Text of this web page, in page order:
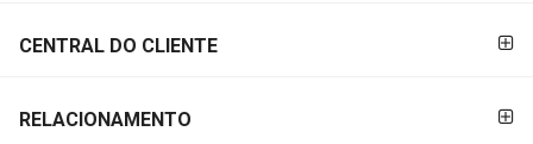
CENTRAL DO CLIENTE
RELACIONAMENTO